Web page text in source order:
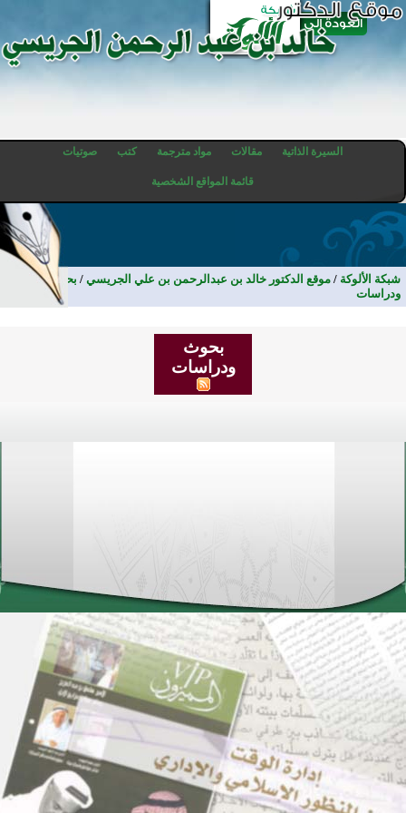
السيرة الذاتية مقالات مواد مترجمة كتب صوتيات
قائمة المواقع الشخصية
شبكة الألوكة / موقع الدكتور خالد بن عبدالرحمن بن علي الجريسي / بحوث
ودراسات
بحوث
ودراسات